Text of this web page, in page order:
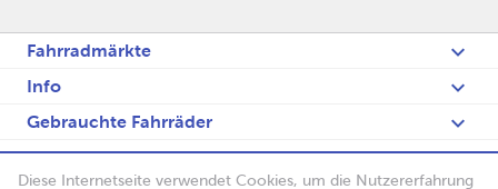
Diese Internetseite verwendet Cookies, um die Nutzererfahrung
Fahrradmärkte
Info
Gebrauchte Fahrräder
Fietsenblog